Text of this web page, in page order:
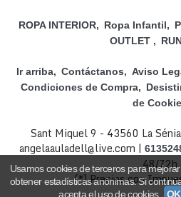
ROPA INTERIOR Ropa Infantil
OUTLET
Ir arriba Contáctanos Aviso
Condiciones de Compra
de
Sant Miquel 9 - 43560 La
angelaauladell@live.com |
48/72h
(*) Precios con
Usamos cookies de terceros para
obtener estadísticas anónimas. Si
acepta el uso de cookies.
OK